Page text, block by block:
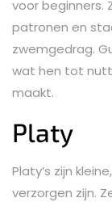
voor beginners.
patronen en
zwemgedrag.
wat hen tot
maakt.
Platy
Platy’s zijn
verzorgen zijn.